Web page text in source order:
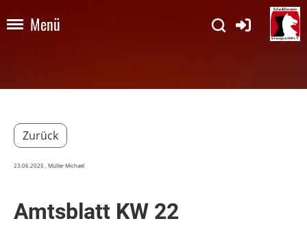
Menü
Zurück
23.06.2025 , Müller Michael
Amtsblatt KW 22